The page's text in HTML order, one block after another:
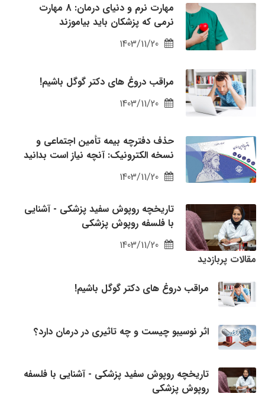
مهارت‌ نرم و دنیای‌ درمان: 8 مهارت
نرمی که پزشکان باید بیاموزند
1403/11/20
مراقب دروغ های دکتر گوگل باشیم!
1403/11/20
حذف دفترچه بیمه تأمین‌ اجتماعی و
نسخه الکترونیک: آنچه نیاز است بدانید
1403/11/20
تاریخچه روپوش سفید پزشکی - آشنایی
با فلسفه روپوش پزشکی
1403/11/20
مقالات پربازدید
مراقب دروغ های دکتر گوگل باشیم!
اثر نوسیبو چیست و چه تاثیری در درمان دارد؟
تاریخچه روپوش سفید پزشکی - آشنایی با فلسفه
روپوش پزشکی